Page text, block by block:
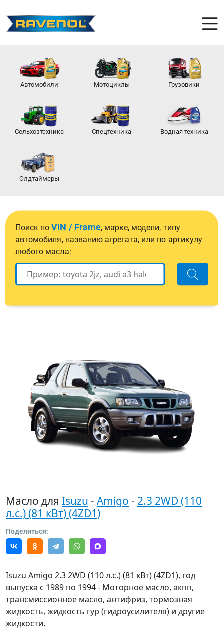
Автомобили Мотоциклы Грузовики
Сельхозтехника Спецтехника Водная техника
Олдтаймеры
Поиск поVIN / Frame, марке, модели, типу
автомобиля, названию агрегата, или по артикулу
любого масла:
Масло для Isuzu - Amigo - 2.3 2WD (110
л.с.) (81 кВт) (4ZD1)
Поделиться:
Isuzu Amigo 2.3 2WD (110 л.с.) (81 кВт) (4ZD1), год
выпуска с 1989 по 1994 - Моторное масло, акпп,
трансмиссионное масло, антифриз, тормозная
жидкость, жидкость гур (гидроусилителя) и другие
жидкости.